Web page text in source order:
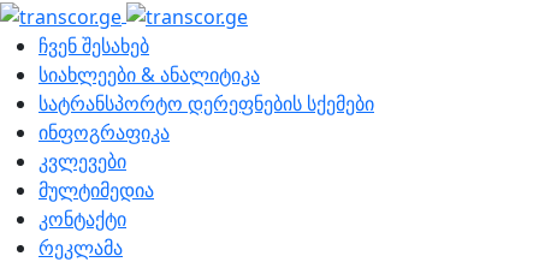
ჩვენ შესახებ
სიახლეები & ანალიტიკა
სატრანსპორტო დერეფნების სქემები
ინფოგრაფიკა
კვლევები
მულტიმედია
კონტაქტი
რეკლამა